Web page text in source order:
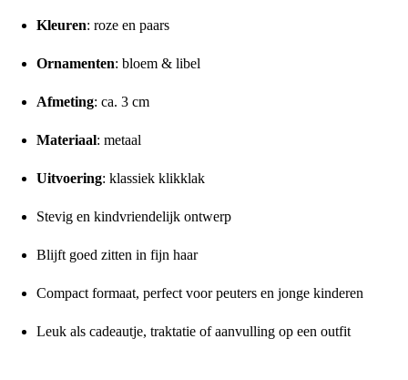
Kleuren: roze en paars
Ornamenten: bloem & libel
Afmeting: ca. 3 cm
Materiaal: metaal
Uitvoering: klassiek klikklak
Stevig en kindvriendelijk ontwerp
Blijft goed zitten in fijn haar
Compact formaat, perfect voor peuters en jonge kinderen
Leuk als cadeautje, traktatie of aanvulling op een outfit